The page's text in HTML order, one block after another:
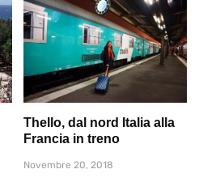
Thello, dal nord Italia alla
Francia in treno
Novembre 20, 2018